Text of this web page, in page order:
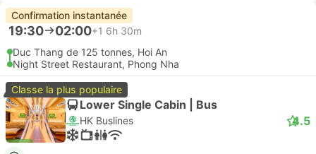
Confirmation instantanée
19:30 02:00+1 6h 30m
Duc Thang de 125 tonnes, Hoi An
Night Street Restaurant, Phong Nha
Classe la plus populaire
Lower Single Cabin | Bus
HK Buslines 4.5